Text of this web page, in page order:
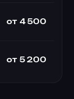
от 4 500
от 5 200